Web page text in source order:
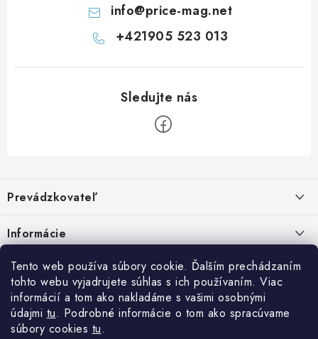
Tento web používa súbory cookie. Ďalším prechádzaním
tohto webu vyjadrujete súhlas s ich používaním. Viac
informácií a tom ako nakladáme s vašimi osobnými
údajmi tu. Podrobné informácie o tom ako spracúvame
súbory cookies tu.
info@price-mag.net
+421905 523 013
p
ä
t
Prevádzkovateľ
Malinová 49
IČO: 34670602
DIČ: 1020448297
IČ DPH: SK1020448297
Informácie
Kontakty
Doprava a platba
Obchodné podmienky
Facebook